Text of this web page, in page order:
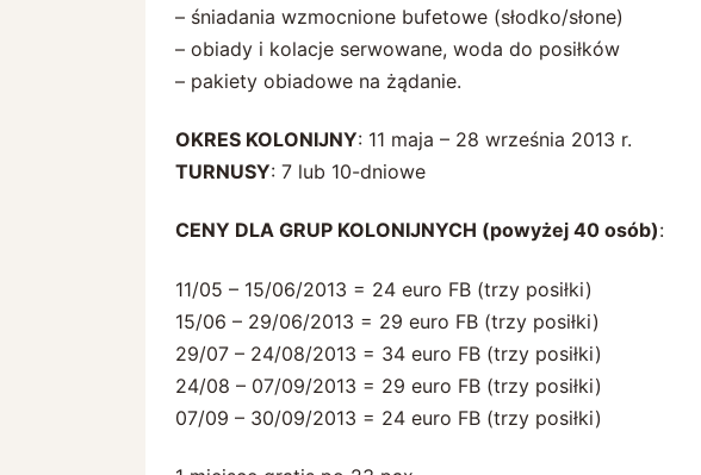
– śniadania wzmocnione bufetowe (słodko/słone)
– obiady i kolacje serwowane, woda do posiłków
– pakiety obiadowe na żądanie.
OKRES KOLONIJNY: 11 maja – 28 września 2013 r.
TURNUSY: 7 lub 10-dniowe
CENY DLA GRUP KOLONIJNYCH (powyżej 40 osób):
11/05 – 15/06/2013 = 24 euro FB (trzy posiłki)
15/06 – 29/06/2013 = 29 euro FB (trzy posiłki)
29/07 – 24/08/2013 = 34 euro FB (trzy posiłki)
24/08 – 07/09/2013 = 29 euro FB (trzy posiłki)
07/09 – 30/09/2013 = 24 euro FB (trzy posiłki)